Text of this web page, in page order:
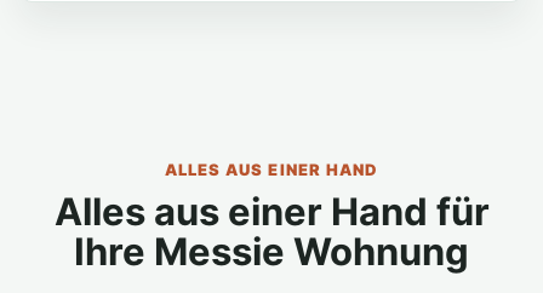
ALLES AUS EINER HAND
Alles aus einer Hand für
Ihre Messie Wohnung